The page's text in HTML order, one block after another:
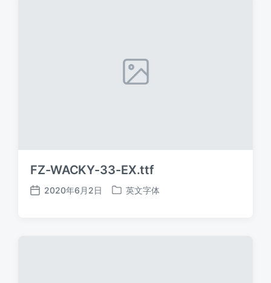
FZ-WACKY-33-EX.ttf
发
2020年6月2日
发
英文字体